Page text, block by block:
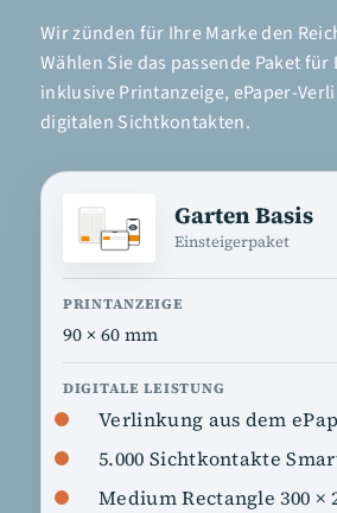
Wir zünden für Ihre Marke den
Wählen Sie das passende Paket für
inklusive Printanzeige, ePaper-
digitalen Sichtkontakten.
Garten Basis
Einsteigerpaket
90 × 60 mm
Verlinkung aus dem
5.000 Sichtkontakte
Medium Rectangle 300 ×